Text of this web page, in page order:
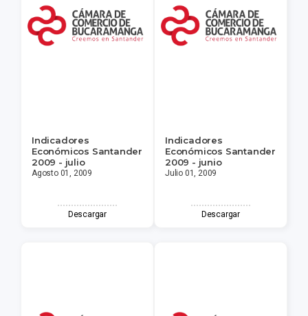
Indicadores
Económicos Santander
2009 - julio
Agosto 01, 2009
Descargar
Indicadores
Económicos Santander
2009 - junio
Julio 01, 2009
Descargar